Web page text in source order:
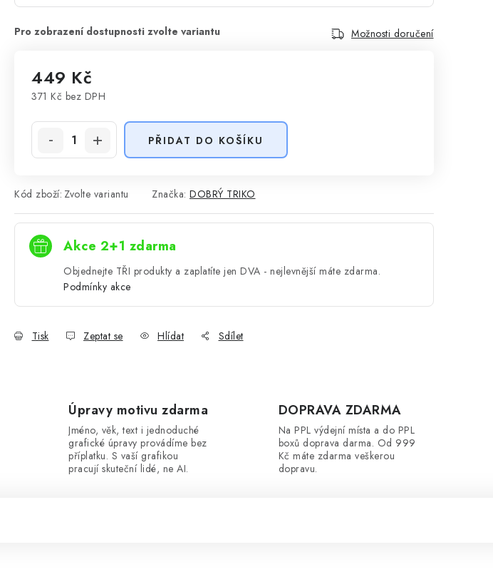
Možnosti doručení
449 Kč
371 Kč bez DPH
PŘIDAT DO KOŠÍKU
Kód zboží: Zvolte variantu Značka: DOBRÝ TRIKO
Akce 2+1 zdarma
Objednejte TŘI produkty a zaplatíte jen DVA - nejlevnější máte zdarma.
Podmínky akce
Tisk Zeptat se Hlídat Sdílet
Úpravy motivu zdarma
Jméno, věk, text i jednoduché
grafické úpravy provádíme bez
příplatku. S vaší grafikou
pracují skuteční lidé, ne AI.
DOPRAVA ZDARMA
Na PPL výdejní místa a do PPL
boxů doprava darma. Od 999
Kč máte zdarma veškerou
dopravu.